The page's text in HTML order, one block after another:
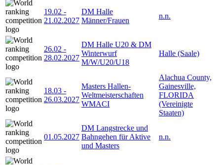
19.02 -
21.02.2027
DM Halle
Männer/Frauen
n.n.
26.02 -
28.02.2027
DM Halle U20 & DM
Winterwurf
M/W/U20/U18
Halle (Saale)
18.03 -
26.03.2027
Masters Hallen-
Weltmeisterschaften
WMACI
Alachua County,
Gainesville,
FLORIDA
(Vereinigte
Staaten)
01.05.2027
DM Langstrecke und
Bahngehen für Aktive
und Masters
n.n.